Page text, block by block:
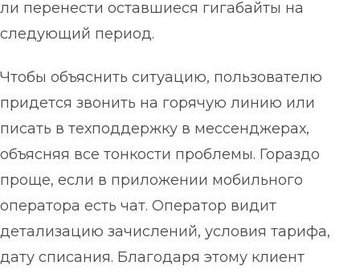
ли перенести оставшиеся гигабайты на
следующий период.
Чтобы объяснить ситуацию, пользователю
придется звонить на горячую линию или
писать в техподдержку в мессенджерах,
объясняя все тонкости проблемы. Гораздо
проще, если в приложении мобильного
оператора есть чат. Оператор видит
детализацию зачислений, условия тарифа,
дату списания. Благодаря этому клиент